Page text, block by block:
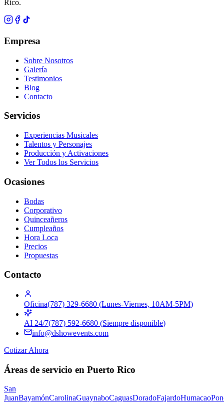
Rico.
Empresa
Sobre Nosotros
Galería
Testimonios
Blog
Contacto
Servicios
Experiencias Musicales
Talentos y Personajes
Producción y Activaciones
Ver Todos los Servicios
Ocasiones
Bodas
Corporativo
Quinceañeros
Cumpleaños
Hora Loca
Precios
Propuestas
Contacto
Oficina(787) 329-6680 (Lunes-Viernes, 10AM-5PM)
AI 24/7(787) 592-6680 (Siempre disponible)
info@dshowevents.com
Cotizar Ahora
Áreas de servicio en Puerto Rico
San
JuanBayamónCarolinaGuaynaboCaguasDoradoFajardoHumacao